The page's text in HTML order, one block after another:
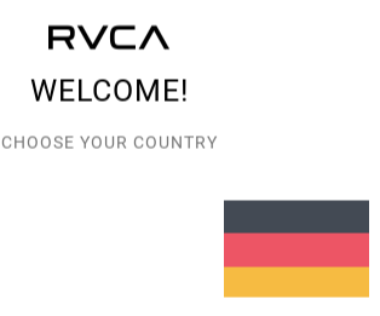
WELCOME!
CHOOSE YOUR COUNTRY